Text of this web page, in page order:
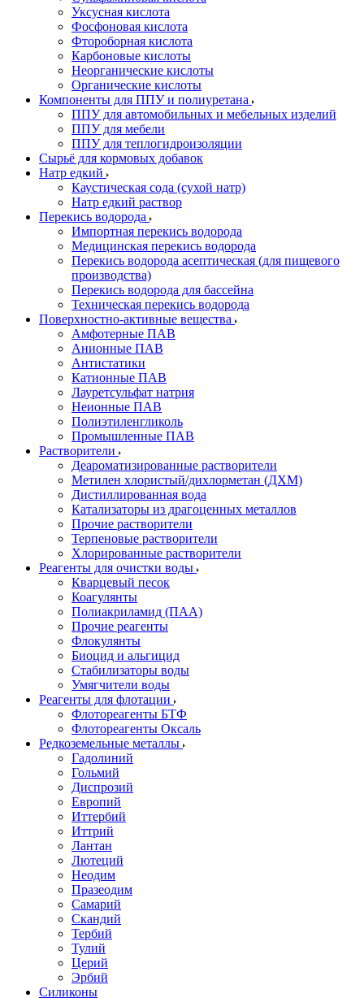
Уксусная кислота
Фосфоновая кислота
Фтороборная кислота
Карбоновые кислоты
Неорганические кислоты
Органические кислоты
Компоненты для ППУ и полиуретана
ППУ для автомобильных и мебельных изделий
ППУ для мебели
ППУ для теплогидроизоляции
Сырьё для кормовых добавок
Натр едкий
Каустическая сода (сухой натр)
Натр едкий раствор
Перекись водорода
Импортная перекись водорода
Медицинская перекись водорода
Перекись водорода асептическая (для пищевого
производства)
Перекись водорода для бассейна
Техническая перекись водорода
Поверхностно-активные вещества
Амфотерные ПАВ
Анионные ПАВ
Антистатики
Катионные ПАВ
Лауретсульфат натрия
Неионные ПАВ
Полиэтиленгликоль
Промышленные ПАВ
Растворители
Деароматизированные растворители
Метилен хлористый/дихлорметан (ДХМ)
Дистиллированная вода
Катализаторы из драгоценных металлов
Прочие растворители
Терпеновые растворители
Хлорированные растворители
Реагенты для очистки воды
Кварцевый песок
Коагулянты
Полиакриламид (ПАА)
Прочие реагенты
Флокулянты
Биоцид и альгицид
Стабилизаторы воды
Умягчители воды
Реагенты для флотации
Флотореагенты БТФ
Флотореагенты Оксаль
Редкоземельные металлы
Гадолиний
Гольмий
Диспрозий
Европий
Иттербий
Иттрий
Лантан
Лютеций
Неодим
Празеодим
Самарий
Скандий
Тербий
Тулий
Церий
Эрбий
Силиконы